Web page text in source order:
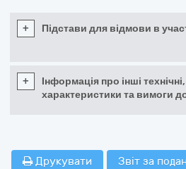
+ Підстави для відмови в
+
Інформація про інші технічні,
характеристики та вимоги
Друкувати Звіт за